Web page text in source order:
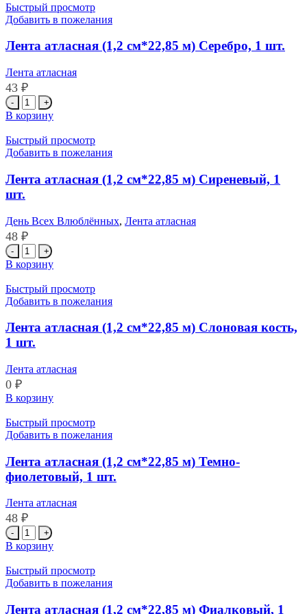
атласная
(1,2
м)
Светлое
1
шт.
Быстрый просмотр
Добавить в пожелания
Лента атласная (1,2 см*22,85 м) Серебро, 1 шт.
Лента атласная
43 ₽
Количество
товара
Лента
атласная
(1,2
Серебро,
1
В корзину
Быстрый просмотр
Добавить в пожелания
Лента атласная (1,2 см*22,85 м) Сиреневый, 1
шт.
День Всех Влюблённых, Лента атласная
48 ₽
Количество
товара
Лента
атласная
(1,2
м)
Сиреневый,
1
В корзину
Быстрый просмотр
Добавить в пожелания
Лента атласная (1,2 см*22,85 м) Слоновая кость,
1 шт.
Лента атласная
0 ₽
Количество
Лента
атласная
см*22,85
м)
Слоновая
1
шт.
В корзину
Быстрый просмотр
Добавить в пожелания
Лента атласная (1,2 см*22,85 м) Темно-
фиолетовый, 1 шт.
Лента атласная
48 ₽
Количество
товара
Лента
атласная
(1,2
м)
В корзину
Быстрый просмотр
Добавить в пожелания
Лента атласная (1,2 см*22,85 м) Фиалковый, 1